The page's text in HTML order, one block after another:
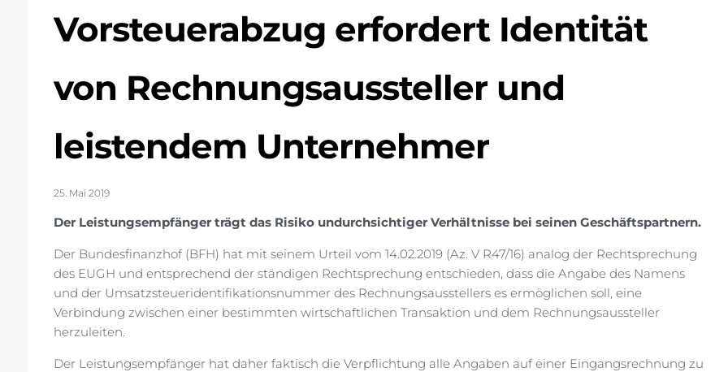
Vorsteuerabzug erfordert Identität
von Rechnungsaussteller und
leistendem Unternehmer
25. Mai 2019
Der Leistungsempfänger trägt das Risiko undurchsichtiger Verhältnisse bei seinen Geschäftspartnern.
Der Bundesfinanzhof (BFH) hat mit seinem Urteil vom 14.02.2019 (Az. V R47/16) analog der Rechtsprechung
des EUGH und entsprechend der ständigen Rechtsprechung entschieden, dass die Angabe des Namens
und der Umsatzsteueridentifikationsnummer des Rechnungsausstellers es ermöglichen soll, eine
Verbindung zwischen einer bestimmten wirtschaftlichen Transaktion und dem Rechnungsaussteller
herzuleiten.
Der Leistungsempfänger hat daher faktisch die Verpflichtung alle Angaben auf einer Eingangsrechnung zu